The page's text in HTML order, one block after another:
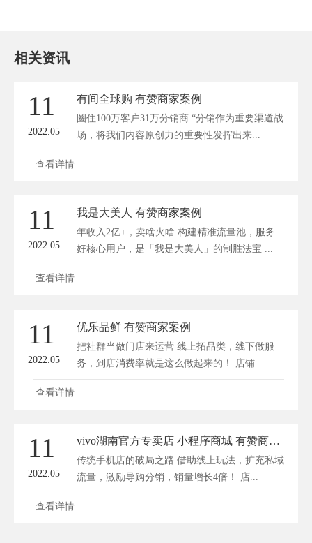
相关资讯
11
2022.05
有间全球购 有赞商家案例
圈住100万客户31万分销商 “分销作为重要渠道战
场，将我们内容原创力的重要性发挥出来...
查看详情
11
2022.05
我是大美人 有赞商家案例
年收入2亿+，卖啥火啥 构建精准流量池，服务
好核心用户，是「我是大美人」的制胜法宝 ...
查看详情
11
2022.05
优乐品鲜 有赞商家案例
把社群当做门店来运营 线上拓品类，线下做服
务，到店消费率就是这么做起来的！ 店铺...
查看详情
11
2022.05
vivo湖南官方专卖店 小程序商城 有赞商家案例
传统手机店的破局之路 借助线上玩法，扩充私域
流量，激励导购分销，销量增长4倍！ 店...
查看详情